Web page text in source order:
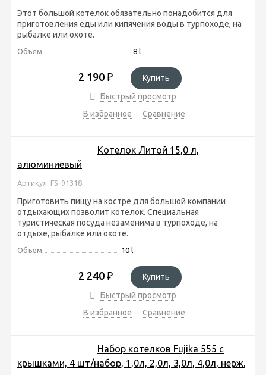
Этот большой котелок обязательно понадобится для
приготовления еды или кипячения воды в турпоходе, на
рыбалке или охоте.
Объем 8 l
2 190 ₽
Купить
Быстрый просмотр
В избранное
Сравнение
Котелок Литой 15,0 л,
алюминиевый
Артикул: FS-91318
Приготовить пищу на костре для большой компании
отдыхающих позволит котелок. Специальная
туристическая посуда незаменима в турпоходе, на
отдыхе, рыбалке или охоте.
Объем 10 l
2 240 ₽
Купить
Быстрый просмотр
В избранное
Сравнение
Набор котелков Fujika 555 с
крышками, 4 шт/набор, 1,0л, 2,0л, 3,0л, 4,0л, нерж.